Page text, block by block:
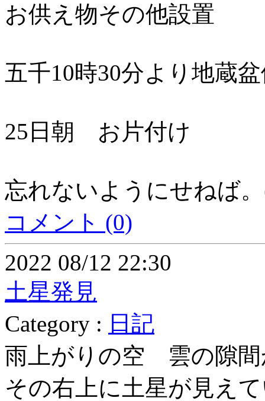
お供え物その他設置
五千10時30分より地蔵
25日朝 お片付け
忘れないようにせねば
コメント (0)
2022 08/12 22:30
土星発見
Category : 日記
雨上がりの空 雲の隙
その右上に土星が見え